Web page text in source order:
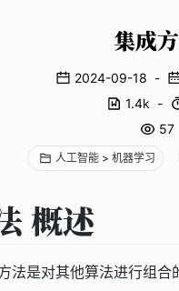
集成
2024-09-18 -
1.4k -
57
人工智能 > 机器学习
概述
法是对其他算法进行组合